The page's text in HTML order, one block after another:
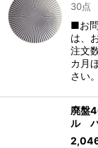
30点
■お
は、
注文
カ月
さい
廃盤
ル